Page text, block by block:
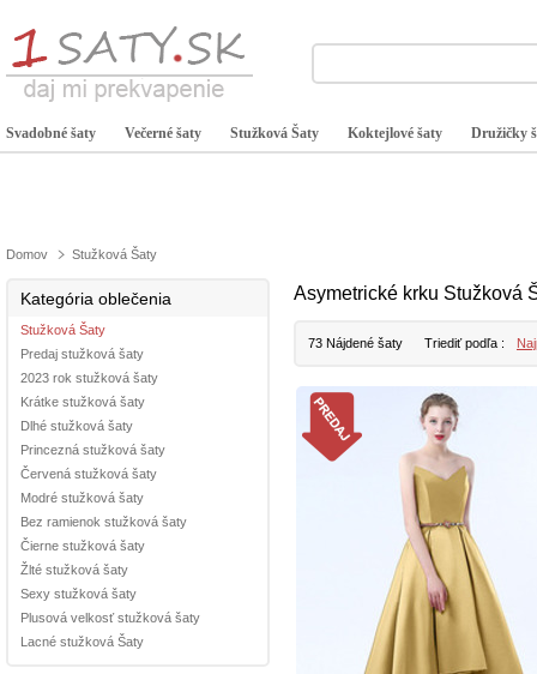
Svadobné šaty Večerné šaty Stužková Šaty Koktejlové šaty Družičky
Domov Stužková Šaty
Kategória oblečenia
Stužková Šaty
Predaj stužková šaty
2023 rok stužková šaty
Krátke stužková šaty
Dlhé stužková šaty
Princezná stužková šaty
Červená stužková šaty
Modré stužková šaty
Bez ramienok stužková šaty
Čierne stužková šaty
Žlté stužková šaty
Sexy stužková šaty
Plusová velkosť stužková šaty
Lacné stužková Šaty
Asymetrické krku Stužková
73 Nájdené šaty Triediť podľa :